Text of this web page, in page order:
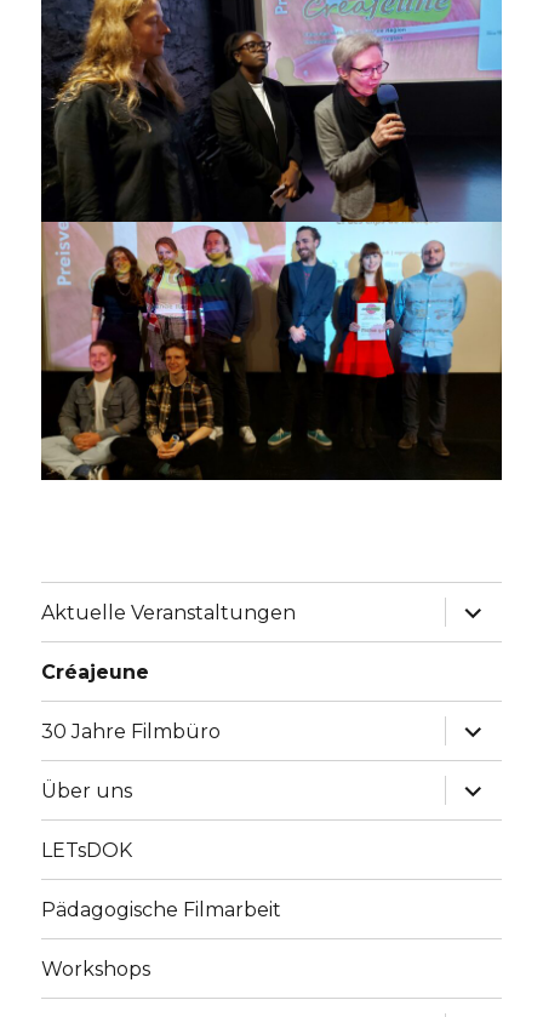
Aktuelle Veranstaltungen
Créajeune
30 Jahre Filmbüro
Über uns
LETsDOK
Pädagogische Filmarbeit
Workshops